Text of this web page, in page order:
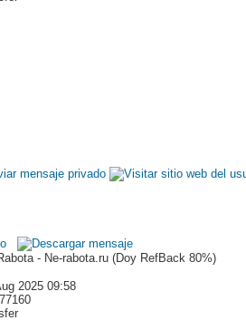
- Ne-rabota.ru (Doy RefBack 80%)
2025 09:58